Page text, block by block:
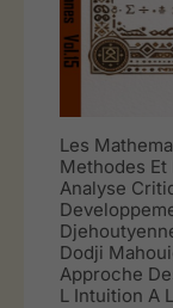
Les
Methodes
Analyse
Dodji
Approche
L Intuition A